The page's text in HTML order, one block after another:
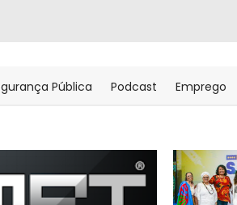
Pública Podcast Emprego